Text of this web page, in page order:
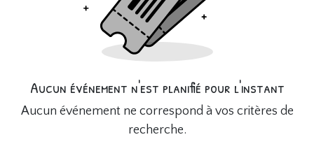
Aucun événement n'est planifié pour l'instant
Aucun événement ne correspond à vos critères de
recherche.